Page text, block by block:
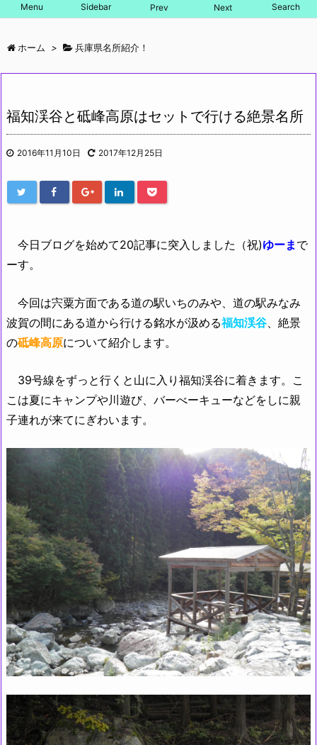
Menu Sidebar Prev Next Search
ホーム > 兵庫県名所紹介！
福知渓谷と砥峰高原はセットで行ける絶景名所
2016年11月10日 2017年12月25日
今日ブログを始めて20記事に突入しました（祝)ゆーまで
ーす。
今回は宍粟方面である道の駅いちのみや、道の駅みなみ
波賀の間にある道から行ける銘水が汲める福知渓谷 、絶景
の砥峰高原について紹介します。
39号線をずっと行くと山に入り福知渓谷に着きます。こ
こは夏にキャンプや川遊び、バーべーキューなどをしに親
子連れが来てにぎわいます。